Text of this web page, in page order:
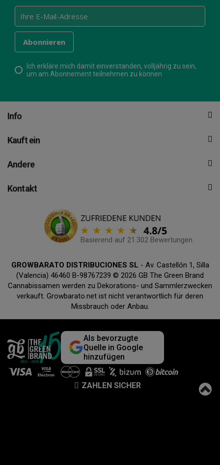
Ich erkläre mich damit einverstanden, volljährig zu sein,
um am Abonnement teilnehmen zu können
Info
Kauft ein
Andere
Kontakt
Basierend auf 21.302 Bewertungen
GROWBARATO DISTRIBUCIONES SL - Av. Castellón 1, Silla
(Valencia) 46460 B-98767239 © 2026 GB The Green Brand
Cannabissamen werden zu Dekorations- und Sammlerzwecken
verkauft. Growbarato.net ist nicht verantwortlich für deren
Missbrauch oder Anbau.
Als bevorzugte
Quelle in Google
hinzufügen
ZAHLEN SICHER